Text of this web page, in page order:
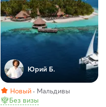
Юрий Б.
Новый
Мальдивы
Без визы